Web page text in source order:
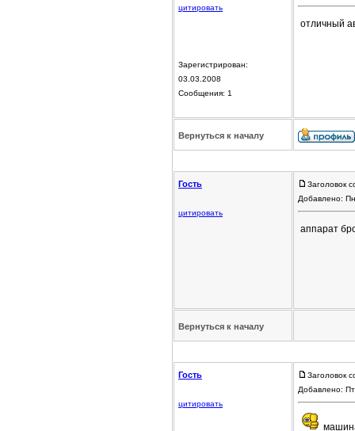
цитировать
Зарегистрирован:
03.03.2008
Сообщения: 1
отличный
Вернуться к началу
Гость
цитировать
Заголовок
Добавлено:
аппарат
Вернуться к началу
Гость
цитировать
Заголовок
Добавлено: